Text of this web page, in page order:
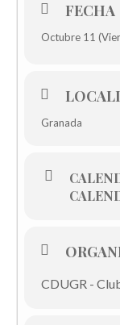
FECHA
Octubre 11
Granada
CDUGR -